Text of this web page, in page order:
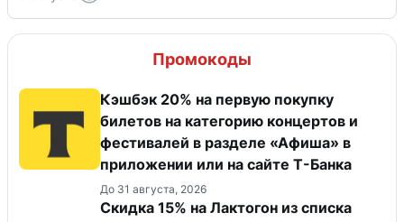
Промокоды
Кэшбэк 20% на первую покупку
билетов на категорию концертов и
фестивалей в разделе «Афиша» в
приложении или на сайте Т-Банка
До 31 августа, 2026
Скидка 15% на Лактогон из списка